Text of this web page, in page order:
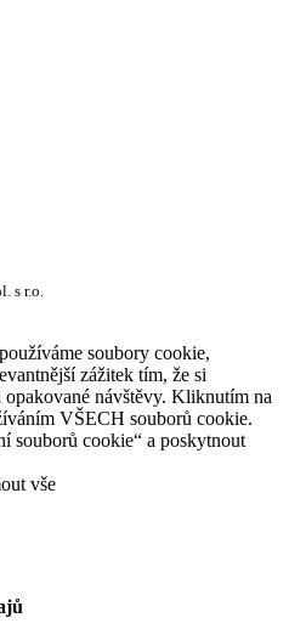
s r.o.
soubory cookie,
zážitek tím, že si
opakované návštěvy. Kliknutím na
VŠECH souborů cookie.
souborů cookie“ a poskytnout
vše